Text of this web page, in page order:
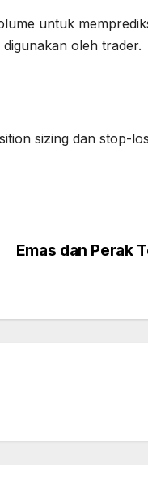
untuk
oleh trader.
sizing dan stop-
Emas dan Perak